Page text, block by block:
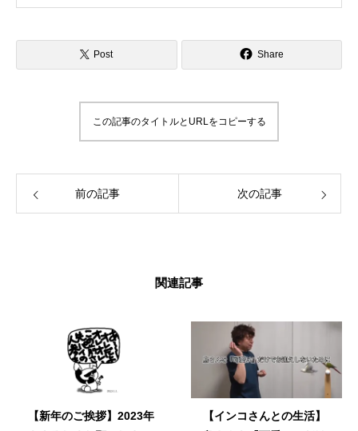
いろいろな方法で解決して、今ではインコさ
インコライフをさらに楽しいものにしたい。
インコさんと「生涯の相棒」と呼べるような
に、生きていく」 生涯の相棒インコと寄り添
える生活を愛鳥家さんと一緒にデザインして
Post Share
この記事のタイトルとURLをコピーする
前の記事 次の記事
関連記事
【新年のご挨拶】2023年
【インコさんとの生活】